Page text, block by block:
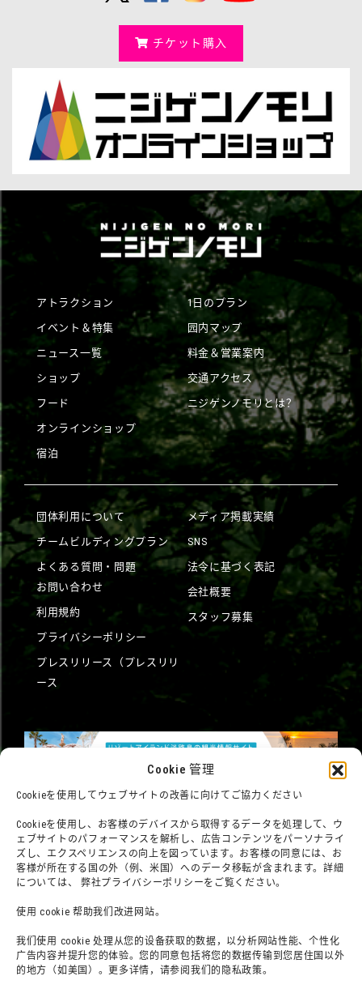
Cookie 管理
Cookieを使用してウェブサイトの改善に向けてご協力ください
Cookieを使用し、お客様のデバイスから取得するデータを処理して、ウ
ェブサイトのパフォーマンスを解析し、広告コンテンツをパーソナライ
ズし、エクスペリエンスの向上を図っています。お客様の同意には、お
客様が所在する国の外（例、米国）へのデータ移転が含まれます。詳細
については、 弊社プライバシーポリシーをご覧ください。
使用 cookie 帮助我们改进网站。
我们使用 cookie 处理从您的设备获取的数据，以分析网站性能、个性化
广告内容并提升您的体验。您的同意包括将您的数据传输到您居住国以外
的地方（如美国）。更多详情，请参阅我们的隐私政策。
チケット購入
アトラクション
イベント＆特集
ニュース一覧
ショップ
フード
オンラインショップ
宿泊
1日のプラン
园内マップ
料金＆営業案内
交通アクセス
ニジゲンノモリとは？
団体利用について
チームビルディングプラン
よくある質問・問題
お問い合わせ
利用規約
プライバシーポリシー
プレスリリース（プレスリリ
ース
メディア掲載実績
SNS
法令に基づく表記
会社概要
スタッフ募集
©臼井仪人／双叶社・SHIN-EI・朝日电视台・ADK